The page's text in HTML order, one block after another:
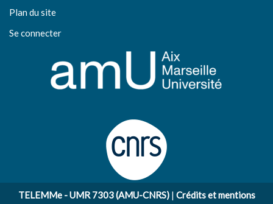
Plan du site
Se connecter
TELEMMe - UMR 7303 (AMU-CNRS)| Crédits et mentions